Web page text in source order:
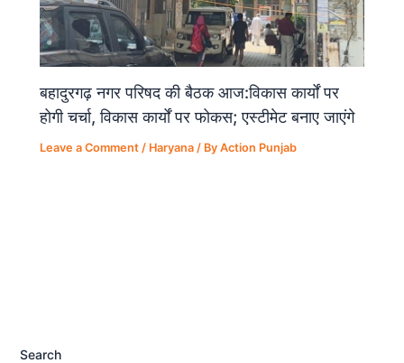
बहादुरगढ़ नगर परिषद की बैठक आज:विकास कार्यों पर
होगी चर्चा, विकास कार्यों पर फोकस; एस्टीमेट बनाए जाएंगे
Leave a Comment / Haryana / ByAction Punjab
Search